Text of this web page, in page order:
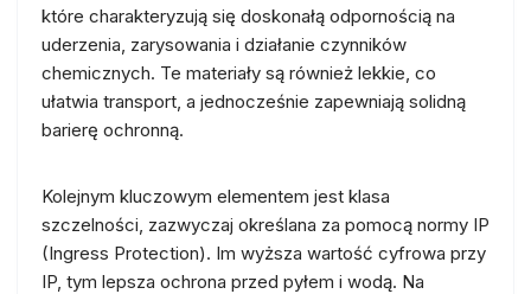
które charakteryzują się doskonałą odpornością na
uderzenia, zarysowania i działanie czynników
chemicznych. Te materiały są również lekkie, co
ułatwia transport, a jednocześnie zapewniają solidną
barierę ochronną.
Kolejnym kluczowym elementem jest klasa
szczelności, zazwyczaj określana za pomocą normy IP
(Ingress Protection). Im wyższa wartość cyfrowa przy
IP, tym lepsza ochrona przed pyłem i wodą. Na